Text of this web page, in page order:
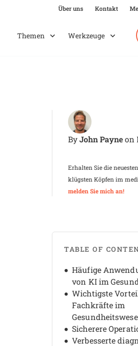
Über uns Kontakt
Themen Werkzeuge
ByJohn Payneon
Erhalten Sie die
klügsten Köpfen im
melden Sie mich an!
TABLE OF
Häufige
von KI im
Wichtigste
Fachkräfte im
Sicherere
Verbesserte